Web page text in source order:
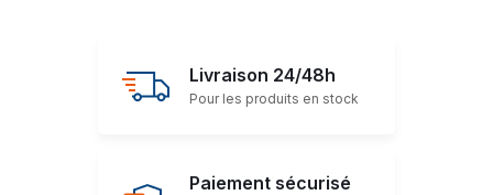
Livraison 24/48h
Pour les produits en stock
Paiement sécurisé